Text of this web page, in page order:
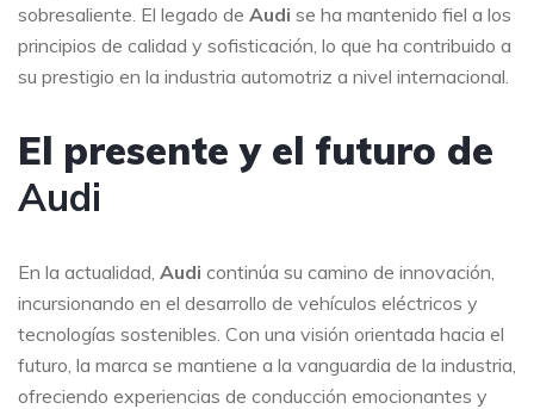
sobresaliente. El legado de Audi se ha mantenido fiel a los
principios de calidad y sofisticación, lo que ha contribuido a
su prestigio en la industria automotriz a nivel internacional.
El presente y el futuro de
Audi
En la actualidad, Audi continúa su camino de innovación,
incursionando en el desarrollo de vehículos eléctricos y
tecnologías sostenibles. Con una visión orientada hacia el
futuro, la marca se mantiene a la vanguardia de la industria,
ofreciendo experiencias de conducción emocionantes y